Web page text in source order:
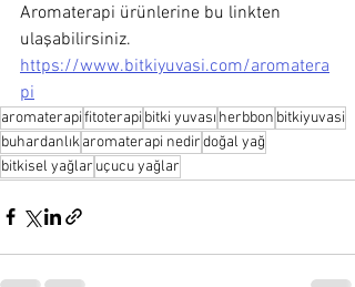
Aromaterapi ürünlerine bu linkten
ulaşabilirsiniz.
https://www.bitkiyuvasi.com/aromatera
pi
aromaterapifitoterapi bitki yuvası herbbon bitkiyuvasi
buhardanlıkaromaterapi nedirdoğal yağ
bitkisel yağlar uçucu yağlar